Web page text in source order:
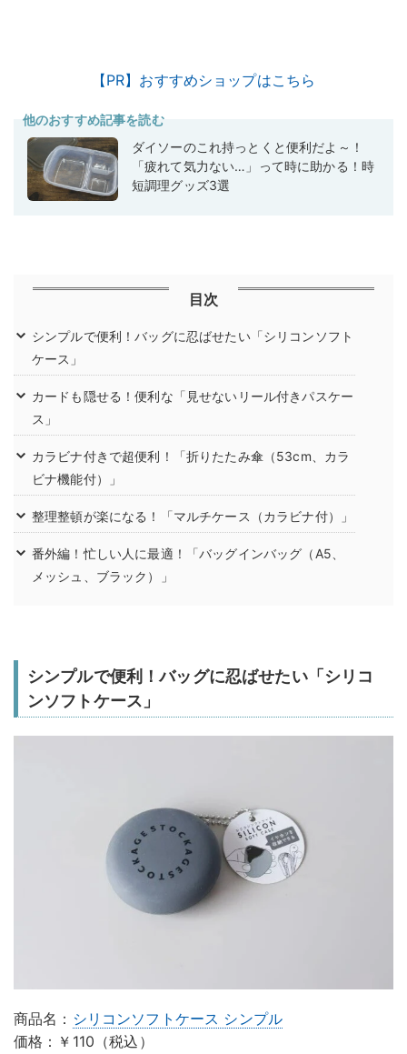
【PR】おすすめショップはこちら
他のおすすめ記事を読む
ダイソーのこれ持っとくと便利だよ～！
「疲れて気力ない…」って時に助かる！時
短調理グッズ3選
目次
シンプルで便利！バッグに忍ばせたい「シリコンソフト
ケース」
カードも隠せる！便利な「見せないリール付きパスケー
ス」
カラビナ付きで超便利！「折りたたみ傘（53cm、カラ
ビナ機能付）」
整理整頓が楽になる！「マルチケース（カラビナ付）」
番外編！忙しい人に最適！「バッグインバッグ（A5、
メッシュ、ブラック）」
シンプルで便利！バッグに忍ばせたい「シリコ
ンソフトケース」
商品名： シリコンソフトケース シンプル
価格：￥110（税込）